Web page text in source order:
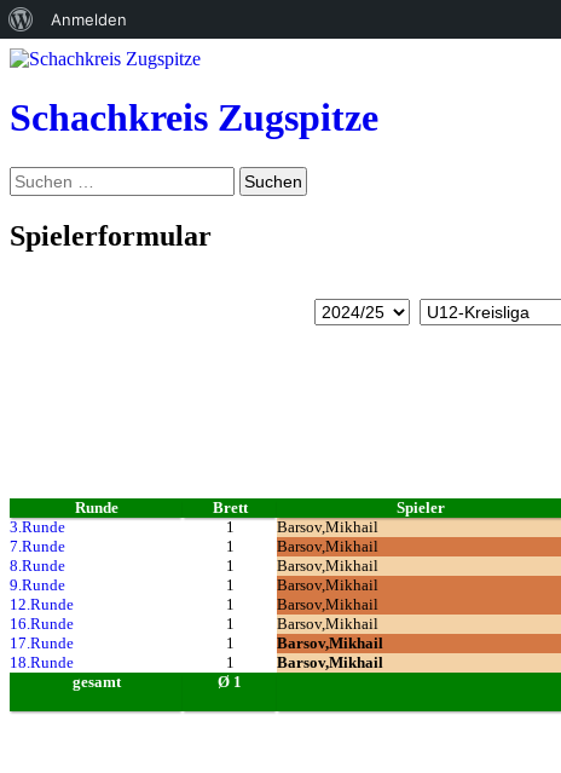
Über
WordPress
Anmelden
Zum
springen
Schachkreis Zugspitze
Suchen
Suchen
nach:
Spielerformular
Runde Brett Spieler
3.Runde
1 Barsov,Mikhail
7.Runde
1 Barsov,Mikhail
8.Runde
1 Barsov,Mikhail
9.Runde
1 Barsov,Mikhail
12.Runde
1 Barsov,Mikhail
16.Runde
1 Barsov,Mikhail
17.Runde
1 Barsov,Mikhail
18.Runde
1 Barsov,Mikhail
gesamt
Ø 1